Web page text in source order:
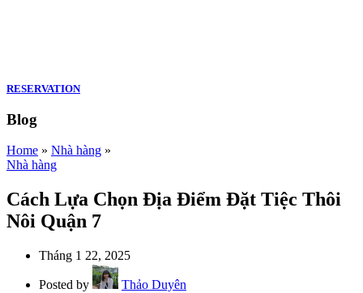
RESERVATION
Blog
Home » Nhà hàng »
Nhà hàng
Cách Lựa Chọn Địa Điểm Đặt Tiệc Thôi
Nôi Quận 7
Tháng 1 22, 2025
Posted by Thảo Duyên